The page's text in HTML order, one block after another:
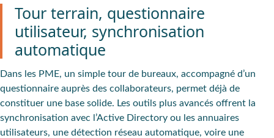
Tour terrain, questionnaire
utilisateur, synchronisation
automatique
Dans les PME, un simple tour de bureaux, accompagné d’un
questionnaire auprès des collaborateurs, permet déjà de
constituer une base solide. Les outils plus avancés offrent la
synchronisation avec l’Active Directory ou les annuaires
utilisateurs, une détection réseau automatique, voire une